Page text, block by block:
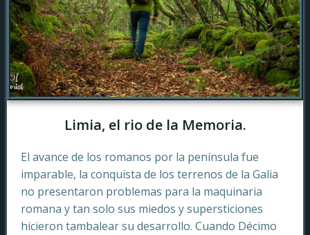
Limia, el rio de la Memoria.
El avance de los romanos por la península fue
imparable, la conquista de los terrenos de la Galia
no presentaron problemas para la maquinaria
romana y tan solo sus miedos y supersticiones
hicieron tambalear su desarrollo. Cuando Décimo